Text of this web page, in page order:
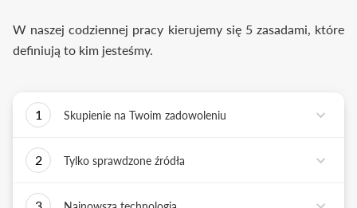
W naszej codziennej pracy kierujemy się 5 zasadami, które
definiują to kim jesteśmy.
1
Skupienie na Twoim zadowoleniu
zadanie - dostarczyć Ci biżuterię i doświadczenie,
2
Tylko sprawdzone źródła